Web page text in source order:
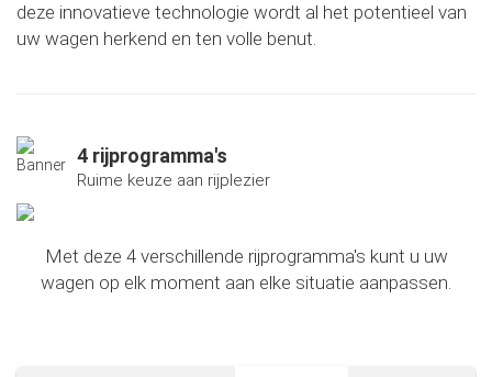
deze innovatieve technologie wordt al het potentieel van
uw wagen herkend en ten volle benut.
4 rijprogramma's
Ruime keuze aan rijplezier
Met deze 4 verschillende rijprogramma's kunt u uw
wagen op elk moment aan elke situatie aanpassen.